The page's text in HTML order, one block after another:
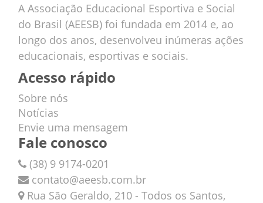
A Associação Educacional Esportiva e Social
do Brasil (AEESB) foi fundada em 2014 e, ao
longo dos anos, desenvolveu inúmeras ações
educacionais, esportivas e sociais.
Acesso rápido
Sobre nós
Notícias
Envie uma mensagem
Fale conosco
(38) 9 9174-0201
contato@aeesb.com.br
Rua São Geraldo, 210 - Todos os Santos,